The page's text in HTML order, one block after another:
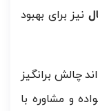
نیز برای بهبود
چالش برانگیز
و مشاوره با